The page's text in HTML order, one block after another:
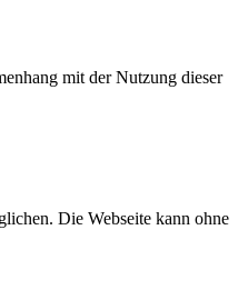
mit der Nutzung dieser
Die Webseite kann ohne